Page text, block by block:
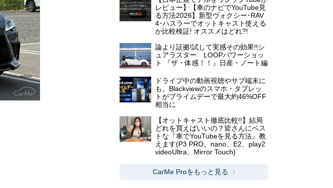
レビュー】【車のナビでYouTube見
る方法2026】新型ヴォクシー･RAV
4･ハスラーでオットキャスト使える
か比較検証! オススメはどれ?!
論より証拠!試して実感その効果!!シ
ュアラスター LOOPパワーショッ
ト 『ザ・体感！！』日産・ノート編
ドライブ中の動画視聴やサブ端末に
も。Blackviewのスマホ・タブレッ
トがプライムデーで最大約46%OFF
相当に
【オットキャスト徹底比較!!】結局
どれを買えばいいの？皆さんにベス
トな『車でYouTubeを見る方法』教
えます(P3 PRO、nano、E2、play2
videoUltra、Mirror Touch)
CarMe Proをもっと見る